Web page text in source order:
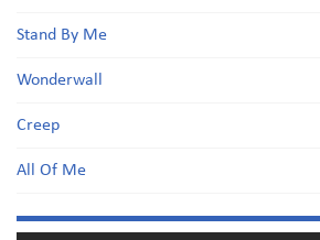
Stand By Me
Wonderwall
Creep
All Of Me